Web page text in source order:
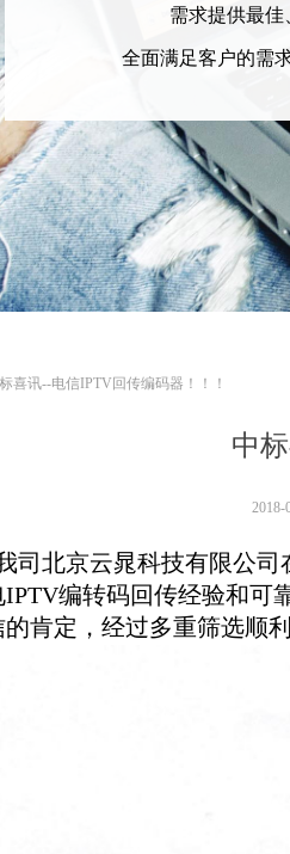
中
喜讯--电信IPTV回传编码器！！！
司北京云晁科技有限公
编转码回传经验和可
肯定，经过多重筛选顺
2018-
需求提供最
全面满足客户的需